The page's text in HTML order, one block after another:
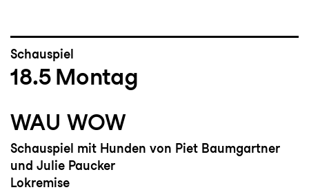
Schauspiel
18.5 Montag
WAU WOW
Schauspiel mit Hunden von Piet Baumgartner
und Julie Paucker
Lokremise